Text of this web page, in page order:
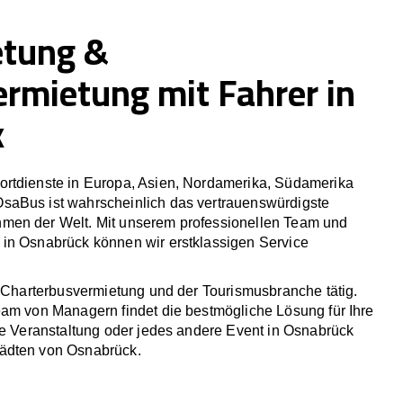
&
mit Fahrer in
in Europa, Asien, Nordamerika, Südamerika
ist wahrscheinlich das vertrauenswürdigste
der Welt. Mit unserem professionellen Team und
Osnabrück können wir erstklassigen Service
und der Tourismusbranche tätig.
von Managern findet die bestmögliche Lösung für Ihre
Veranstaltung oder jedes andere Event in Osnabrück
von Osnabrück.